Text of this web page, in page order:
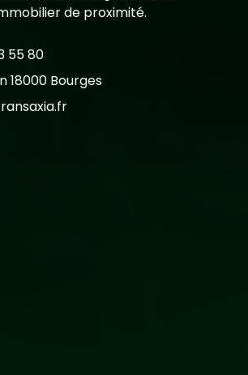
de proximité.
55 80
18000 Bourges